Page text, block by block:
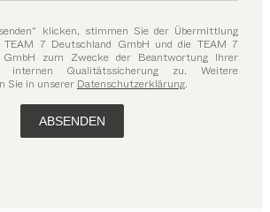
klicken, stimmen Sie der Übermittlung
7 Deutschland GmbH und die TEAM 7
GmbH zum Zwecke der Beantwortung Ihrer
Qualitätssicherung zu. Weitere
Sie in unserer Datenschutzerklärung.
ABSENDEN